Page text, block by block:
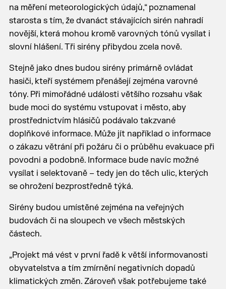
na měření meteorologických údajů,“ poznamenal
starosta s tím, že dvanáct stávajících sirén nahradí
novější, která mohou kromě varovných tónů vysílat i
slovní hlášení. Tři sirény přibydou zcela nově.
Stejně jako dnes budou sirény primárně ovládat
hasiči, kteří systémem přenášejí zejména varovné
tóny. Při mimořádné události většího rozsahu však
bude moci do systému vstupovat i město, aby
prostřednictvím hlásičů podávalo takzvané
doplňkové informace. Může jít například o informace
o zákazu větrání při požáru či o průběhu evakuace při
povodni a podobně. Informace bude navíc možné
vysílat i selektovaně – tedy jen do těch ulic, kterých
se ohrožení bezprostředně týká.
Sirény budou umístěné zejména na veřejných
budovách či na sloupech ve všech městských
částech.
„Projekt má vést v první řadě k větší informovanosti
obyvatelstva a tím zmírnění negativních dopadů
klimatických změn. Zároveň však potřebujeme také